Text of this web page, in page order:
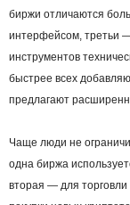
биржи отличаются
интерфейсом, третьи
инструментов
быстрее всех
предлагают
Чаще люди не
одна биржа
вторая — для